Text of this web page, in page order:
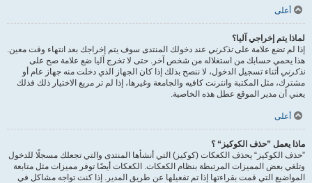
أعلى
لماذا يتم إخراجي آليا؟
إذا لم تضع علامة علىتذكرني عند دخولك المنتدى سوف يتم إخراجك بعد انتهاء وقت معين.
هذا يحمي حسابك من استغلاله من شخص آخر. حتى لا تخرج آليا ضع علامة صح على
تذكرني أثناء تسجيل الدخول، لا ننصح بذلك إذا كان الجهاز الذي دخلت منه جهاز عام أو
مشترك، مثل المكتبة وانترنت كافيه والجامعة وغيرها، إذا لم تر مربع الاختيار ذلك فذلك
يعني أن مدير الموقع عطل هذه الخاصية.
أعلى
ماذا يعمل ”حذف الكوكيز“ ؟
”حذف الكوكيز“ يحذف الكعكات (كوكيز) التي أنشأها المنتدى والتي تجعلك مسجلًا للدخول
وتلغي بعض المميزات المرتبطة بنظام الكعكات. الكعكات أيضًا توفر مميزات مثل متابعة
المواضيع التي قمت بقراءتها إذا تم تفعيلها عن طريق المدير. إذا كنت تواجه مشاكل في